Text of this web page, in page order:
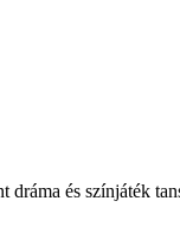
és színjáték